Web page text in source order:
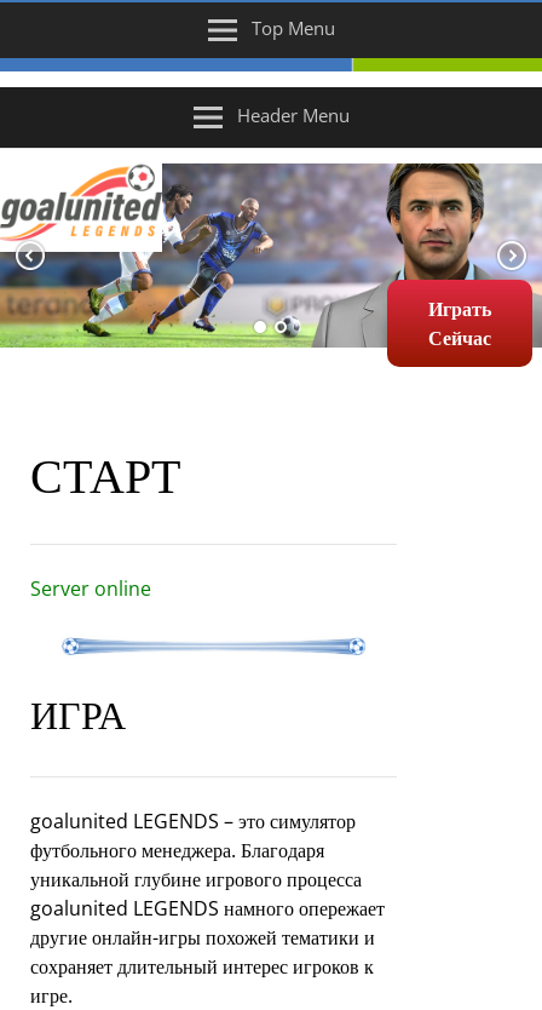
Top Menu
Header Menu
Играть
Сейчас
СТАРТ
Server online
ИГРА
goalunited LEGENDS – это симулятор
футбольного менеджера. Благодаря
уникальной глубине игрового процесса
goalunited LEGENDS намного опережает
другие онлайн-игры похожей тематики и
сохраняет длительный интерес игроков к
игре.